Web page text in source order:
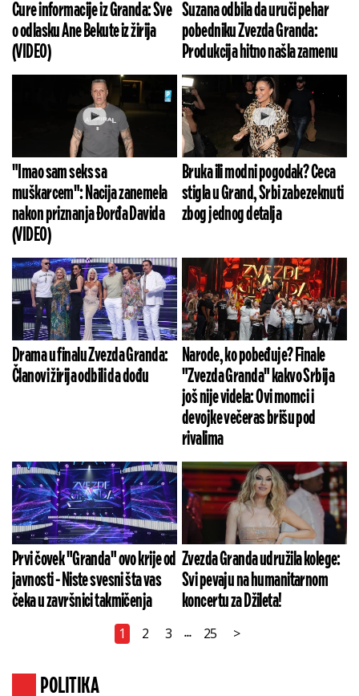
Cure informacije iz Granda: Sve
o odlasku Ane Bekute iz žirija
(VIDEO)
Suzana odbila da uruči pehar
pobedniku Zvezda Granda:
Produkcija hitno našla zamenu
"Imao sam seks sa
muškarcem": Nacija zanemela
nakon priznanja Đorđa Davida
(VIDEO)
Bruka ili modni pogodak? Ceca
stigla u Grand, Srbi zabezeknuti
zbog jednog detalja
Drama u finalu Zvezda Granda:
Članovi žirija odbili da dođu
Narode, ko pobeđuje? Finale
"Zvezda Granda" kakvo Srbija
još nije videla: Ovi momci i
devojke večeras brišu pod
rivalima
Prvi čovek "Granda" ovo krije od
javnosti - Niste svesni šta vas
čeka u završnici takmičenja
Zvezda Granda udružila kolege:
Svi pevaju na humanitarnom
koncertu za Džileta!
1 2 3 ... 25 >
POLITIKA